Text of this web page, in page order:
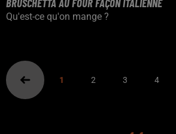
Qu'est-ce qu'on mange ?
1 2 3 4